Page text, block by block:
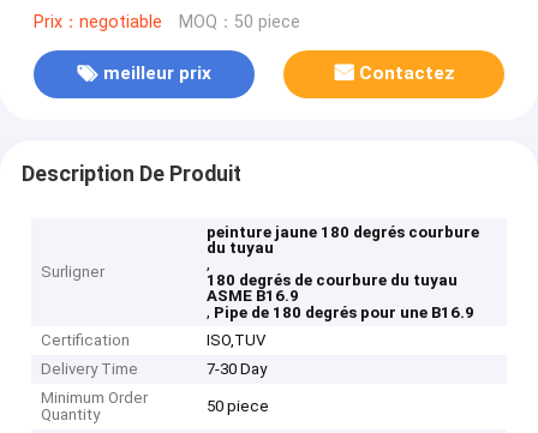
Prix：negotiable MOQ：50 piece
meilleur prix Contactez
Description De Produit
Surligner
peinture jaune 180 degrés courbure
du tuyau
,
180 degrés de courbure du tuyau
ASME B16.9
, Pipe de 180 degrés pour une B16.9
Certification
ISO,TUV
Delivery Time
7-30 Day
Minimum Order
Quantity
50 piece